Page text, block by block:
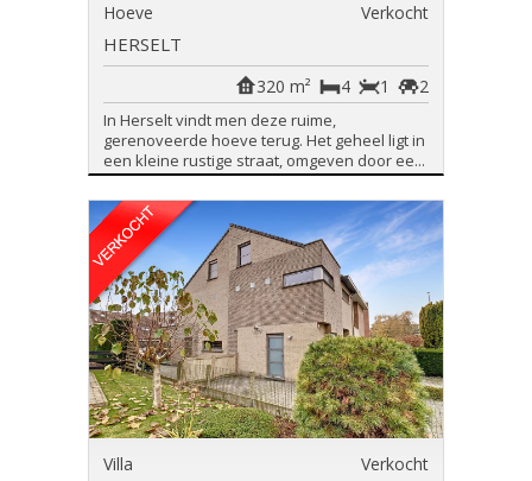
Hoeve Verkocht
HERSELT
2
1
4
320 m²
In Herselt vindt men deze ruime,
gerenoveerde hoeve terug. Het geheel ligt in
een kleine rustige straat, omgeven door ee...
Villa Verkocht